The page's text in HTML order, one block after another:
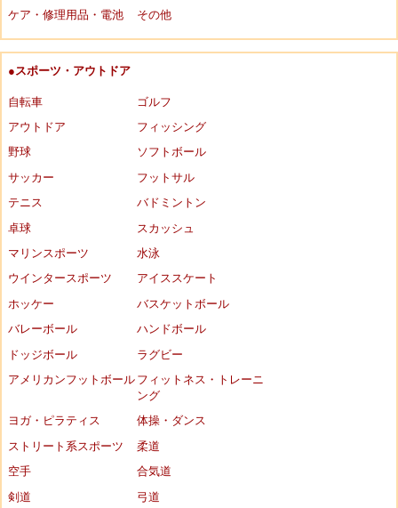
ケア・修理用品・電池
その他
●スポーツ・アウトドア
自転車
ゴルフ
アウトドア
フィッシング
野球
ソフトボール
サッカー
フットサル
テニス
バドミントン
卓球
スカッシュ
マリンスポーツ
水泳
ウインタースポーツ
アイススケート
ホッケー
バスケットボール
バレーボール
ハンドボール
ドッジボール
ラグビー
アメリカンフットボール フィットネス・トレーニ
ング
ヨガ・ピラティス
体操・ダンス
ストリート系スポーツ
柔道
空手
合気道
剣道
弓道